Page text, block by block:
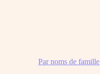
Par noms de famille